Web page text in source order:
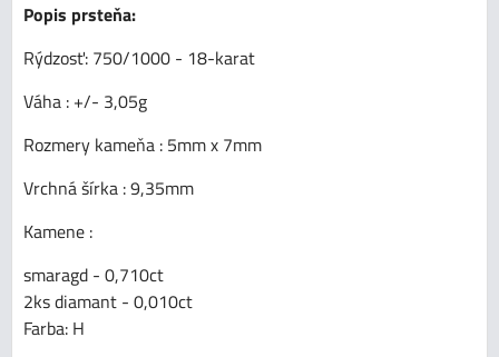
Popis prsteňa:
Rýdzosť: 750/1000 - 18-karat
Váha : +/- 3,05g
Rozmery kameňa : 5mm x 7mm
Vrchná šírka : 9,35mm
Kamene :
smaragd - 0,710ct
2ks diamant - 0,010ct
Farba: H